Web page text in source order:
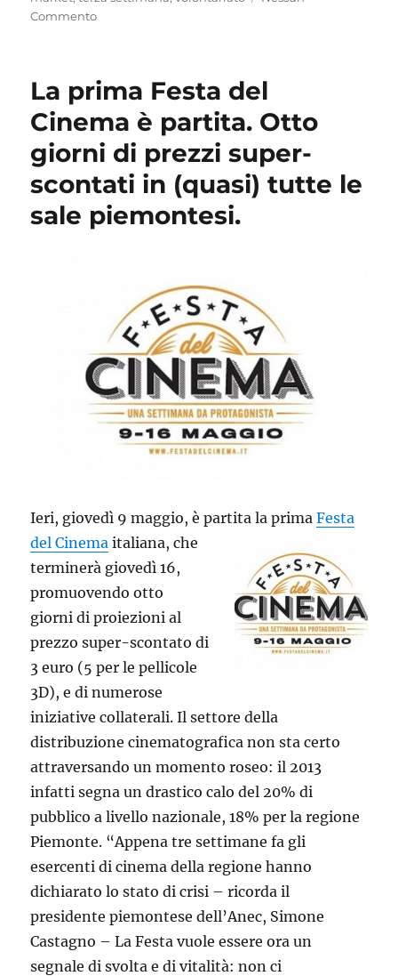
Commento
La prima Festa del
Cinema è partita. Otto
giorni di prezzi super-
scontati in (quasi) tutte le
sale piemontesi.
Ieri, giovedì 9 maggio, è partita la primaFesta
del Cinema italiana, che
terminerà giovedì 16,
promuovendo otto
giorni di proiezioni al
prezzo super-scontato di
3 euro (5 per le pellicole
3D), e di numerose
iniziative collaterali. Il settore della
distribuzione cinematografica non sta certo
attraversando un momento roseo: il 2013
infatti segna un drastico calo del 20% di
pubblico a livello nazionale, 18% per la regione
Piemonte. “Appena tre settimane fa gli
esercenti di cinema della regione hanno
dichiarato lo stato di crisi – ricorda il
presidente piemontese dell’Anec, Simone
Castagno – La Festa vuole essere ora un
segnale di svolta e di vitalità: non ci